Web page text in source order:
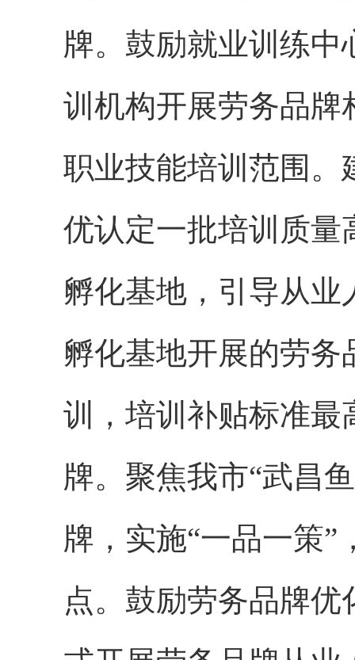
牌。鼓励就业训练
训机构开展劳务品牌
职业技能培训范围。
优认定一批培训质量
孵化基地，引导从
孵化基地开展的劳
训，培训补贴标准最
牌。聚焦我市“武昌
牌，实施“一品一策
点。鼓励劳务品牌